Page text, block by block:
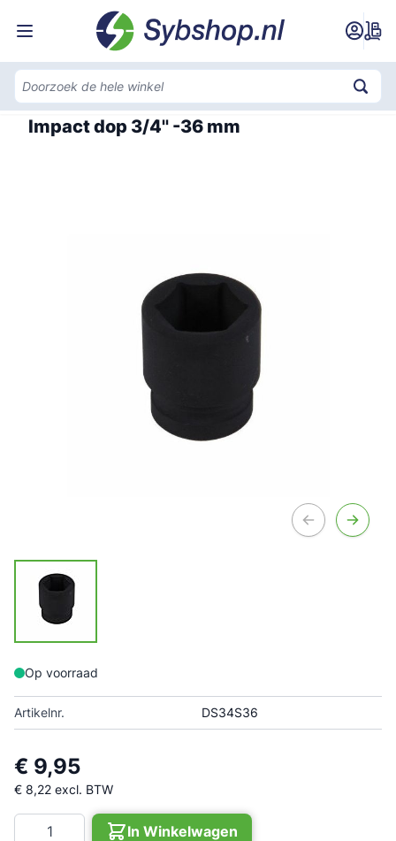
Home
Impact dop 3/4'' -36 mm
Op voorraad
Artikelnr. DS34S36
€ 9,95
€ 8,22 excl. BTW
Aantal
In Winkelwagen